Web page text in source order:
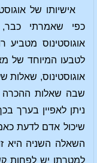
אישיותו של
כפי שאמרתי כבר,
אוגוסטינוס
לטבעו המיוחד של
אוגוסטינוס, שאלות
שבה שאלות ההכרה
ניתן לאפיין בערך
שיכול אדם לדעת
השאלה השניה היא
למטרתו יש לפחות